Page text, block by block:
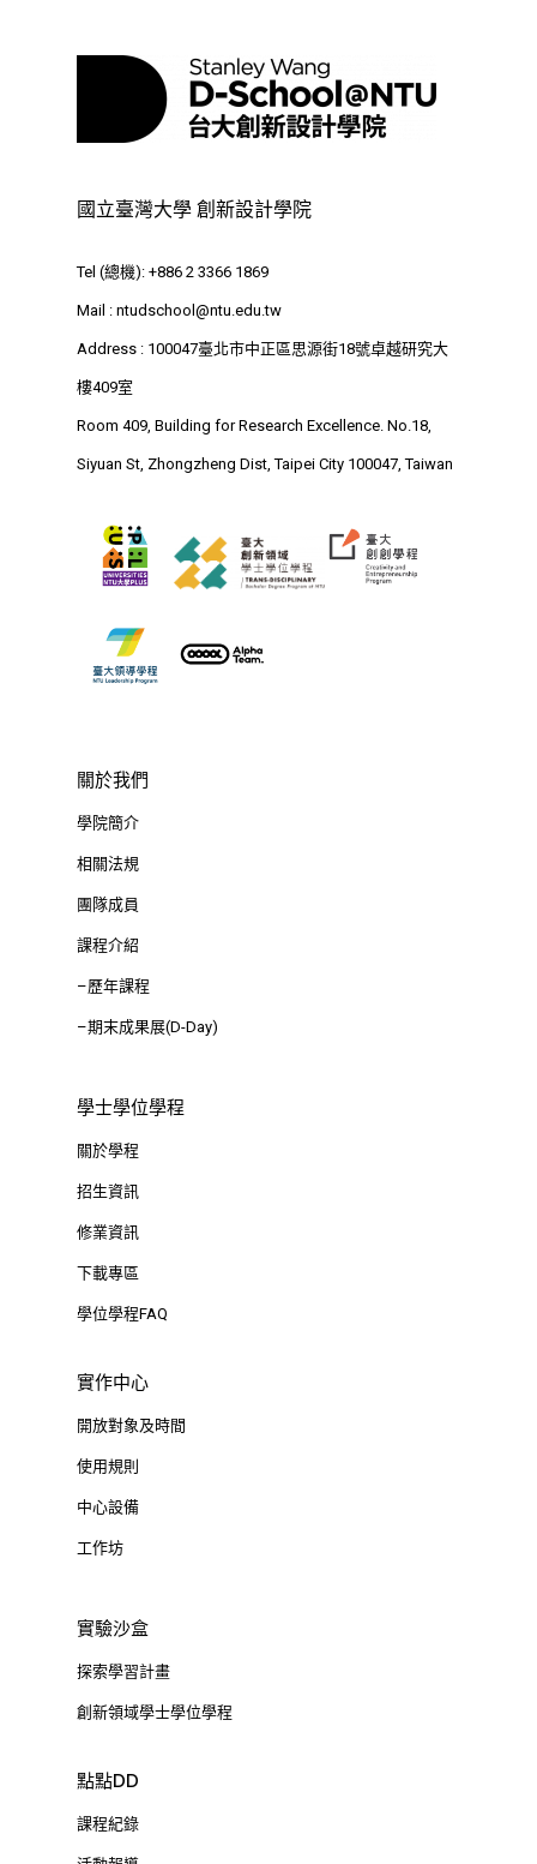
國立臺灣大學 創新設計學院
Tel (總機): +886 2 3366 1869
Mail : ntudschool@ntu.edu.tw
Address : 100047臺北市中正區思源街18號卓越研究大
樓409室
Room 409, Building for Research Excellence. No.18,
Siyuan St, Zhongzheng Dist, Taipei City 100047, Taiwan
關於我們
學院簡介
相關法規
團隊成員
課程介紹
–歷年課程
–期末成果展(D-Day)
學士學位學程
關於學程
招生資訊
修業資訊
下載專區
學位學程FAQ
實作中心
開放對象及時間
使用規則
中心設備
工作坊
實驗沙盒
探索學習計畫
創新領域學士學位學程
點點DD
課程紀錄